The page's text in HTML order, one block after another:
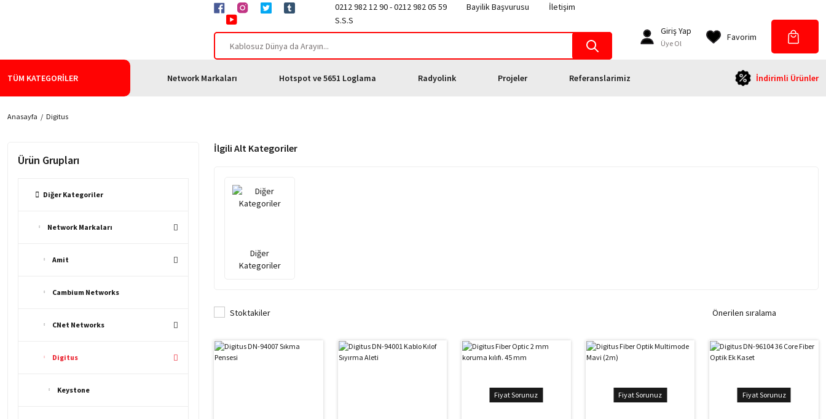
0212 982 12 90 - 0212 982 05 59 Bayilik Başvurusu
İletişim
S.S.S
Giriş Yap
Üye Ol
Favorim
TÜM KATEGORİLER Network Markaları Hotspot ve 5651 Loglama Radyolink Projeler Referanslarimiz İndirimli Ürünler
Anasayfa Digitus
Ürün Grupları
Diğer Kategoriler
Network Markaları
Amit
Cambium Networks
CNet Networks
Digitus
Keystone
İlgili Alt Kategoriler
Diğer
Kategoriler
Stoktakiler
Fiyat Sorunuz Fiyat Sorunuz Fiyat Sorunuz